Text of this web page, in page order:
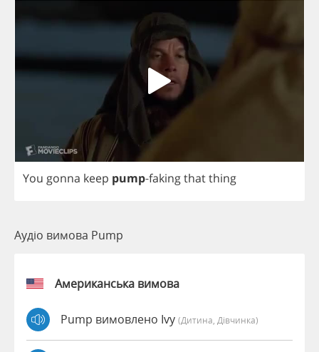
You gonna keep pump-fakingthatthing
Аудіо вимова Pump
Американська вимова
Pump вимовлено Ivy (дитина, Дівчинка)